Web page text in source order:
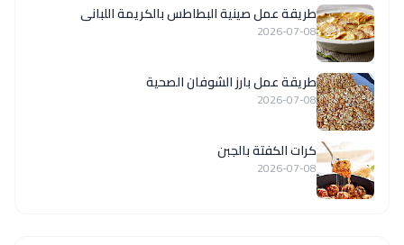
طريقة عمل صينية البطاطس بالكريمة اللبانى
2026-07-08
طريقة عمل بارز الشوفان الصحية
2026-07-08
كرات الكفتة بالجبن
2026-07-08